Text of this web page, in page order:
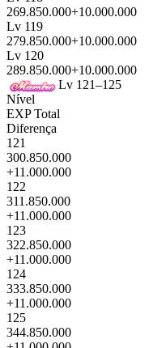
269.850.000+10.000.000
Lv 119
279.850.000+10.000.000
Lv 120
289.850.000+10.000.000
Lv 121–125
Nível
EXP Total
Diferença
121
300.850.000
+11.000.000
122
311.850.000
+11.000.000
123
322.850.000
+11.000.000
124
333.850.000
+11.000.000
125
344.850.000